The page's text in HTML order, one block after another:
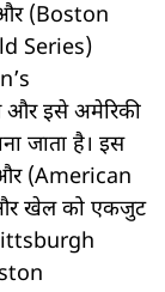
(Boston
Series)
इसे अमेरिकी
जाता है। इस
(American
और खेल को एकजुट